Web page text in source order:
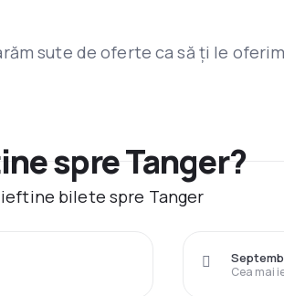
sute de oferte ca să ți le
spre Tanger?
bilete spre Tanger
Cea mai